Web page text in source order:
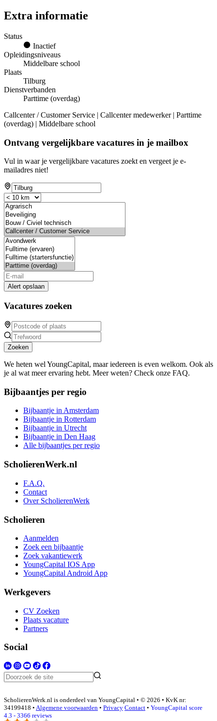
Extra informatie
Status
Inactief
Opleidingsniveaus
Middelbare school
Plaats
Tilburg
Dienstverbanden
Parttime (overdag)
Callcenter / Customer Service | Callcenter medewerker | Parttime
(overdag) | Middelbare school
Ontvang vergelijkbare vacatures in je mailbox
Vul in waar je vergelijkbare vacatures zoekt en vergeet je e-
mailadres niet!
Alert opslaan
Vacatures zoeken
Zoeken
We heten wel YoungCapital, maar iedereen is even welkom. Ook als
je al wat meer ervaring hebt. Meer weten? Check onze FAQ.
Bijbaantjes per regio
Bijbaantje in Amsterdam
Bijbaantje in Rotterdam
Bijbaantje in Utrecht
Bijbaantje in Den Haag
Alle bijbaantjes per regio
ScholierenWerk.nl
F.A.Q.
Contact
Over ScholierenWerk
Scholieren
Aanmelden
Zoek een bijbaantje
Zoek vakantiewerk
YoungCapital IOS App
YoungCapital Android App
Werkgevers
CV Zoeken
Plaats vacature
Partners
Social
ScholierenWerk.nl is onderdeel van YoungCapital • © 2026 • KvK nr:
34199418 • Algemene voorwaarden • Privacy Contact • YoungCapital score
4.3 - 3366 reviews